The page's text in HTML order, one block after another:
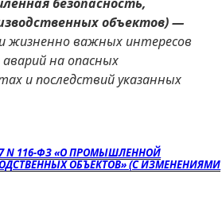
объектов) —
жизненно важных интересов
на опасных
и последствий указанных
N 116-ФЗ «О ПРОМЫШЛЕННОЙ
ОБЪЕКТОВ» (С ИЗМЕНЕНИЯМИ